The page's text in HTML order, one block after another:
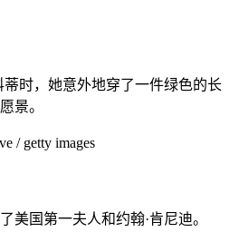
蒂时，她意外地穿了一件绿色的长
景。
/ getty images
美国第一夫人和约翰·肯尼迪。